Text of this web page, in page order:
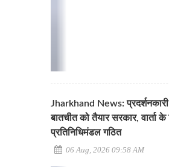
Jharkhand News: प्रदर्शनकारी
बातचीत को तैयार सरकार, वार्ता के
प्रतिनिधिमंडल गठित
06 Aug, 2026 09:58 AM